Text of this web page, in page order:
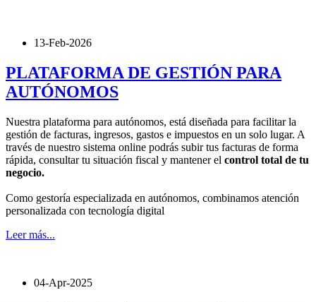
13-Feb-2026
PLATAFORMA DE GESTIÓN PARA
AUTÓNOMOS
Nuestra plataforma para autónomos, está diseñada para facilitar la
gestión de facturas, ingresos, gastos e impuestos en un solo lugar. A
través de nuestro sistema online podrás subir tus facturas de forma
rápida, consultar tu situación fiscal y mantener el control total de tu
negocio.
Como gestoría especializada en autónomos, combinamos atención
personalizada con tecnología digital
Leer más...
04-Apr-2025